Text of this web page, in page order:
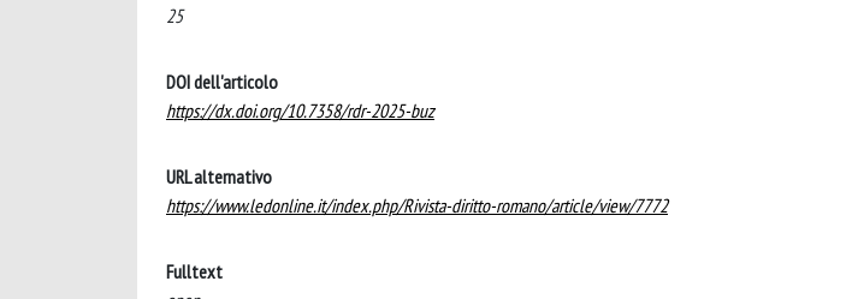
25
DOI dell'articolo
https://dx.doi.org/10.7358/rdr-2025-buz
URL alternativo
https://www.ledonline.it/index.php/Rivista-diritto-romano/article/view/7772
Fulltext